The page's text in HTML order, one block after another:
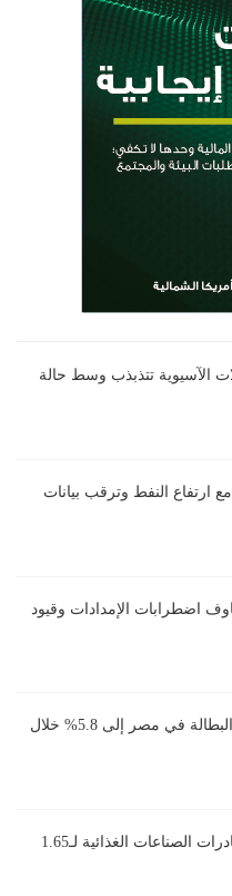
الآسيوية تتذبذب وسط حالة
ارتفاع النفط وترقب بيانات
اضطرابات الإمدادات وقيود
الإحصاء: تراجع معدل البطالة في مصر إلى 5.8% خلال
10 أسواق تقود نمو صادرات الصناعات الغذائية لـ1.65